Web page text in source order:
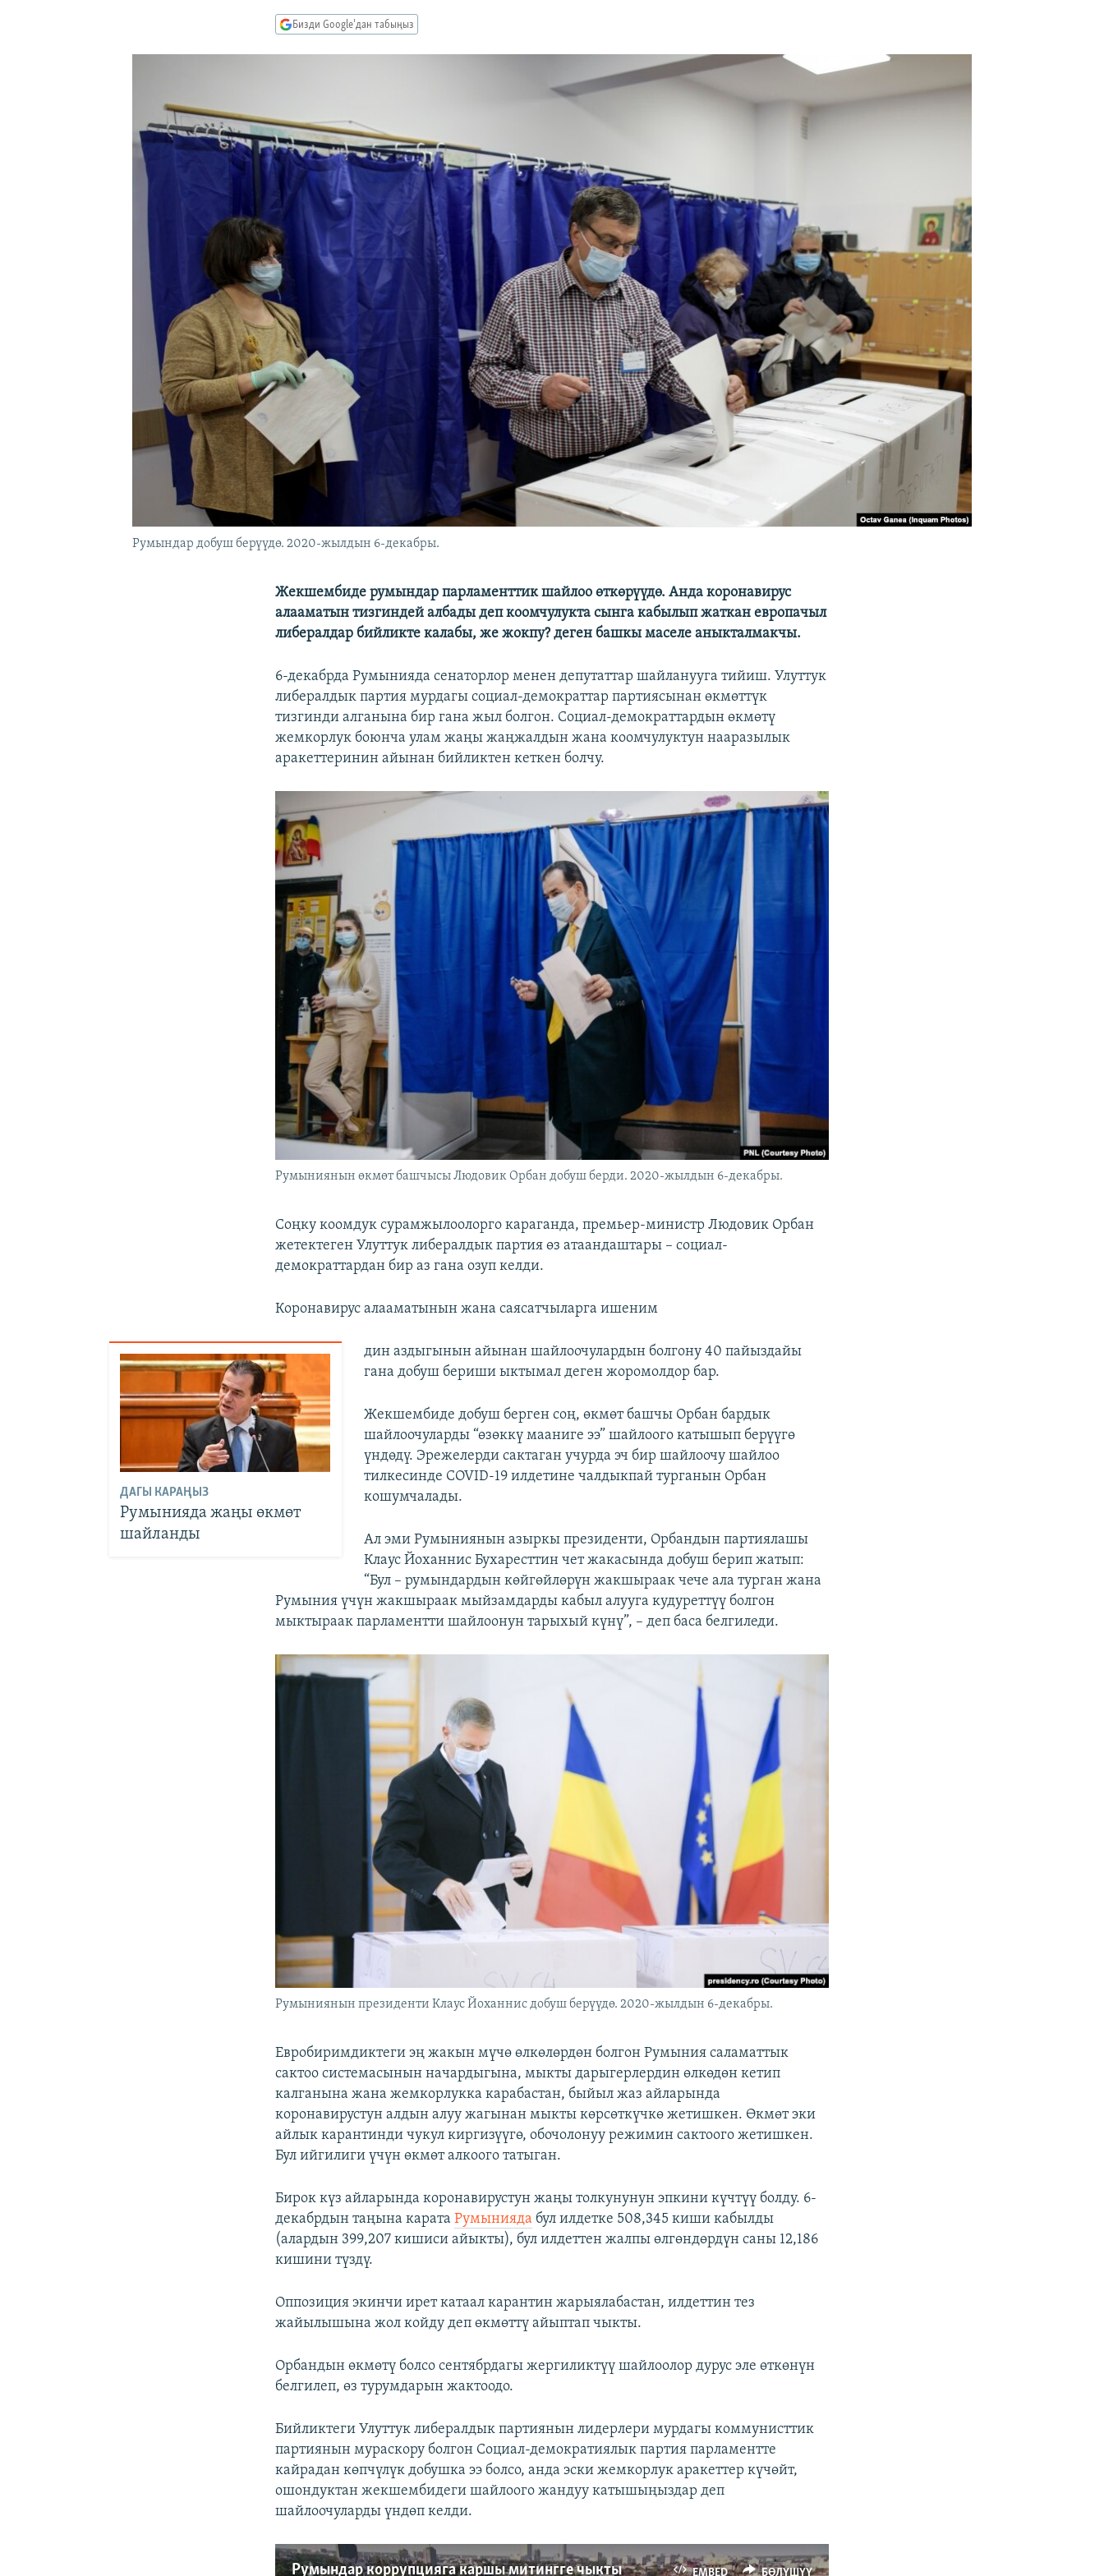
Бизди Google'дан табыңыз
Румындар добуш берүүдө. 2020-жылдын 6-декабры.
Жекшембиде румындар парламенттик шайлоо өткөрүүдө. Анда коронавирус
алааматын тизгиндей албады деп коомчулукта сынга кабылып жаткан европачыл
либералдар бийликте калабы, же жокпу? деген башкы маселе аныкталмакчы.
6-декабрда Румынияда сенаторлор менен депутаттар шайланууга тийиш. Улуттук
либералдык партия мурдагы социал-демократтар партиясынан өкмөттүк
тизгинди алганына бир гана жыл болгон. Социал-демократтардын өкмөтү
жемкорлук боюнча улам жаңы жаңжалдын жана коомчулуктун нааразылык
аракеттеринин айынан бийликтен кеткен болчу.
Румыниянын өкмөт башчысы Людовик Орбан добуш берди. 2020-жылдын 6-декабры.
Соңку коомдук сурамжылоолорго караганда, премьер-министр Людовик Орбан
жетектеген Улуттук либералдык партия өз атаандаштары – социал-
демократтардан бир аз гана озуп келди.
Коронавирус алааматынын жана саясатчыларга ишеним
ДАГЫ КАРАҢЫЗ
Румынияда жаңы өкмөт
шайланды
дин аздыгынын айынан шайлоочулардын болгону 40 пайыздайы
гана добуш бериши ыктымал деген жоромолдор бар.
Жекшембиде добуш берген соң, өкмөт башчы Орбан бардык
шайлоочуларды “өзөккү мааниге ээ” шайлоого катышып берүүгө
үндөдү. Эрежелерди сактаган учурда эч бир шайлоочу шайлоо
тилкесинде COVID-19 илдетине чалдыкпай турганын Орбан
кошумчалады.
Ал эми Румыниянын азыркы президенти, Орбандын партиялашы
Клаус Йоханнис Бухаресттин чет жакасында добуш берип жатып:
“Бул – румындардын көйгөйлөрүн жакшыраак чече ала турган жана
Румыния үчүн жакшыраак мыйзамдарды кабыл алууга кудуреттүү болгон
мыктыраак парламентти шайлоонун тарыхый күнү”, – деп баса белгиледи.
Румыниянын президенти Клаус Йоханнис добуш берүүдө. 2020-жылдын 6-декабры.
Евробиримдиктеги эң жакын мүчө өлкөлөрдөн болгон Румыния саламаттык
сактоо системасынын начардыгына, мыкты дарыгерлердин өлкөдөн кетип
калганына жана жемкорлукка карабастан, быйыл жаз айларында
коронавирустун алдын алуу жагынан мыкты көрсөткүчкө жетишкен. Өкмөт эки
айлык карантинди чукул киргизүүгө, обочолонуу режимин сактоого жетишкен.
Бул ийгилиги үчүн өкмөт алкоого татыган.
Бирок күз айларында коронавирустун жаңы толкунунун эпкини күчтүү болду. 6-
декабрдын таңына каратаРумынияда бул илдетке 508,345 киши кабылды
(алардын 399,207 кишиси айыкты), бул илдеттен жалпы өлгөндөрдүн саны 12,186
кишини түздү.
Оппозиция экинчи ирет катаал карантин жарыялабастан, илдеттин тез
жайылышына жол койду деп өкмөттү айыптап чыкты.
Орбандын өкмөтү болсо сентябрдагы жергиликтүү шайлоолор дурус эле өткөнүн
белгилеп, өз турумдарын жактоодо.
Бийликтеги Улуттук либералдык партиянын лидерлери мурдагы коммунисттик
партиянын мураскору болгон Социал-демократиялык партия парламентте
кайрадан көпчүлүк добушка ээ болсо, анда эски жемкорлук аракеттер күчөйт,
ошондуктан жекшембидеги шайлоого жандуу катышыңыздар деп
шайлоочуларды үндөп келди.
EMBED БӨЛҮШҮҮ
Румындар коррупцияга каршы митингге чыкты